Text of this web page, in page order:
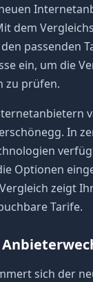
dem
passenden
ein, um die
zu prüfen.
In
Optionen
zeigt
Tarife.
sich der